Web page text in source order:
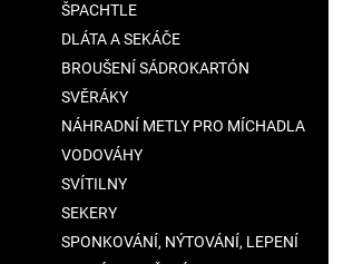
ŠPACHTLE
DLÁTA A SEKÁČE
BROUŠENÍ SÁDROKARTÓN
SVĚRÁKY
NÁHRADNÍ METLY PRO MÍCHADLA
VODOVÁHY
SVÍTILNY
SEKERY
SPONKOVÁNÍ, NÝTOVÁNÍ, LEPENÍ